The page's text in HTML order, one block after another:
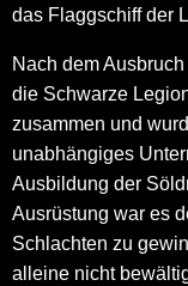
das Flaggschiff der
Nach dem
die Schwarze
zusammen und
unabhängiges
Ausbildung der
Ausrüstung war es
Schlachten zu
alleine nicht